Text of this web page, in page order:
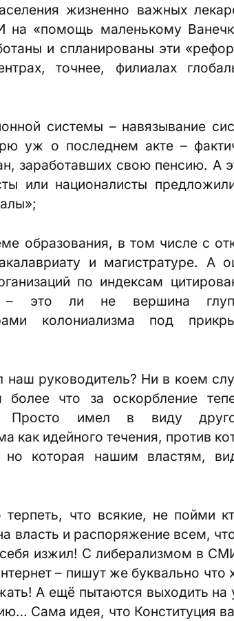
жизненно важных
на «помощь маленькому
и спланированы эти
точнее, филиалах
системы – навязывание
уж о последнем акте –
заработавших свою пенсию. А
или националисты
образования, в том числе с
и магистратуре. А
по индексам
– это ли не вершина
колониализма под
руководитель? Ни в коем
что за оскорбление
Просто имел в виду
как идейного течения, против
которая нашим властям,
что всякие, не пойми
власть и распоряжение всем,
изжил! С либерализмом в
– пишут же буквально что
А ещё пытаются выходить на
Сама идея, что Конституция